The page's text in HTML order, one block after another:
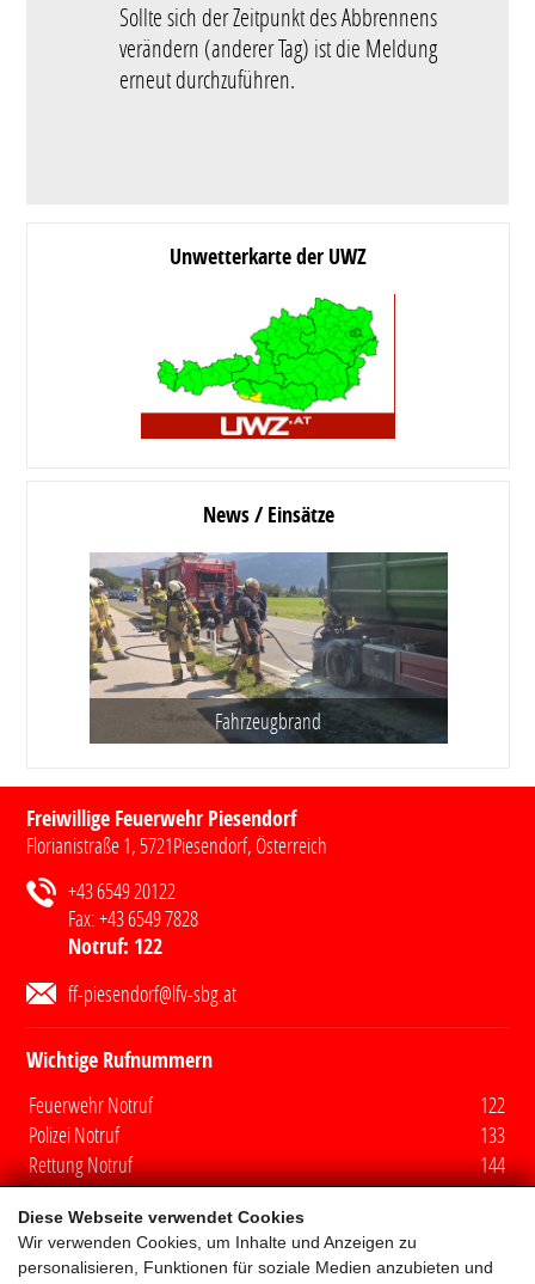
Diese Webseite verwendet Cookies
Wir verwenden Cookies, um Inhalte und Anzeigen zu
personalisieren, Funktionen für soziale Medien anzubieten und
Sollte sich der Zeitpunkt des Abbrennens
verändern (anderer Tag) ist die Meldung
erneut durchzuführen.
Unwetterkarte der UWZ
News / Einsätze
Fahrzeugbrand
Freiwillige Feuerwehr Piesendorf
Florianistraße 1, 5721Piesendorf, Österreich
+43 6549 20122
Fax:+43 6549 7828
Notruf: 122
ff-piesendorf@lfv-sbg.at
Wichtige Rufnummern
Feuerwehr Notruf
122
Polizei Notruf
133
Rettung Notruf
144
Euro Notruf
112
Quicklinks